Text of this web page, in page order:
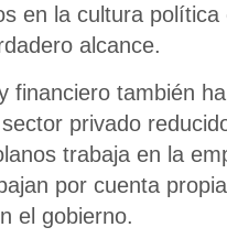
en la cultura
alcance.
financiero también
privado
trabaja en la
por cuenta
el gobierno.